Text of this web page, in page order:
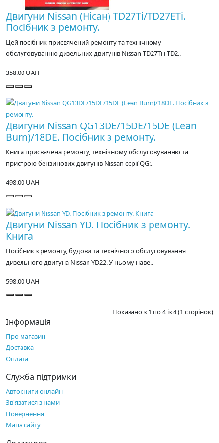
Двигуни Nissan (Нісан) TD27Ti/TD27ETi.
Посібник з ремонту.
Цей посібник присвячений ремонту та технічному
обслуговуванню дизельних двигунів Nissan TD27Ti і TD2..
358.00 UAH
Двигуни Nissan QG13DE/15DE/15DE (Lean
Burn)/18DE. Посібник з ремонту.
Книга присвячена ремонту, технічному обслуговуванню та
пристрою бензинових двигунів Nissan серії QG:..
498.00 UAH
Двигуни Nissan YD. Посібник з ремонту.
Книга
Посібник з ремонту, будови та технічного обслуговування
дизельного двигуна Nissan YD22. У ньому наве..
598.00 UAH
Показано з 1 по 4 із 4 (1 сторінок)
Інформація
Про магазин
Доставка
Оплата
Служба підтримки
Автокниги онлайн
Зв'язатися з нами
Повернення
Мапа сайту